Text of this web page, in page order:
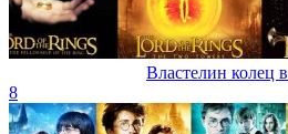
Властелин колец
8